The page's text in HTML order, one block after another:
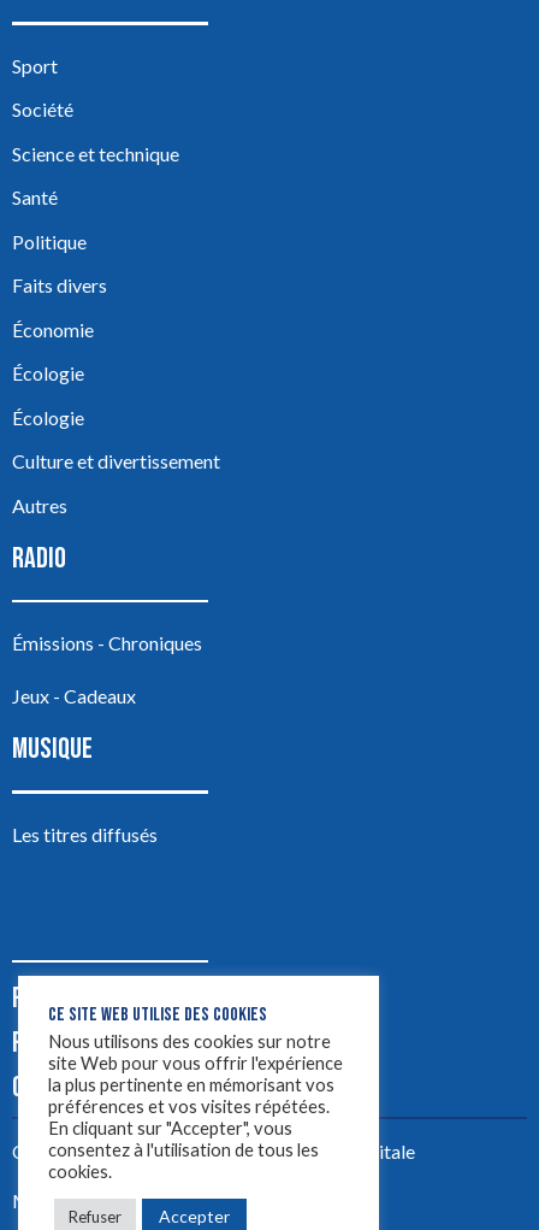
Sport
Société
Science et technique
Santé
Politique
Faits divers
Économie
Écologie
Écologie
Culture et divertissement
Autres
RADIO
Émissions - Chroniques
Jeux - Cadeaux
MUSIQUE
Les titres diffusés
PODCASTS
PUB
CONTACT
Créez votre site avecYellowtie – Agence Digitale
Mentions légales
CE SITE WEB UTILISE DES COOKIES
Nous utilisons des cookies sur notre
site Web pour vous offrir l'expérience
la plus pertinente en mémorisant vos
préférences et vos visites répétées.
En cliquant sur "Accepter", vous
consentez à l'utilisation de tous les
cookies.
Refuser Accepter